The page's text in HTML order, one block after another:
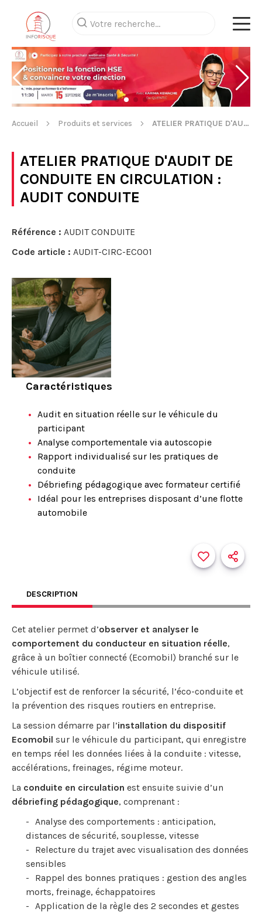
Accueil Produits et services ATELIER PRATIQUE D'AUDIT DE CONDUITE EN CIRCULATION
ATELIER PRATIQUE D'AUDIT DE
CONDUITE EN CIRCULATION :
AUDIT CONDUITE
Référence : AUDIT CONDUITE
Code article : AUDIT-CIRC-ECO01
Caractéristiques
Audit en situation réelle sur le véhicule du
participant
Analyse comportementale via autoscopie
Rapport individualisé sur les pratiques de
conduite
Débriefing pédagogique avec formateur certifié
Idéal pour les entreprises disposant d’une flotte
automobile
DESCRIPTION
Cet atelier permet d’observer et analyser le
comportement du conducteur en situation réelle,
grâce à un boîtier connecté (Ecomobil) branché sur le
véhicule utilisé.
L’objectif est de renforcer la sécurité, l’éco-conduite et
la prévention des risques routiers en entreprise.
La session démarre par l’installation du dispositif
Ecomobil sur le véhicule du participant, qui enregistre
en temps réel les données liées à la conduite : vitesse,
accélérations, freinages, régime moteur.
La conduite en circulation est ensuite suivie d’un
débriefing pédagogique, comprenant :
Analyse des comportements : anticipation,
distances de sécurité, souplesse, vitesse
Relecture du trajet avec visualisation des données
sensibles
Rappel des bonnes pratiques : gestion des angles
morts, freinage, échappatoires
Application de la règle des 2 secondes et gestes